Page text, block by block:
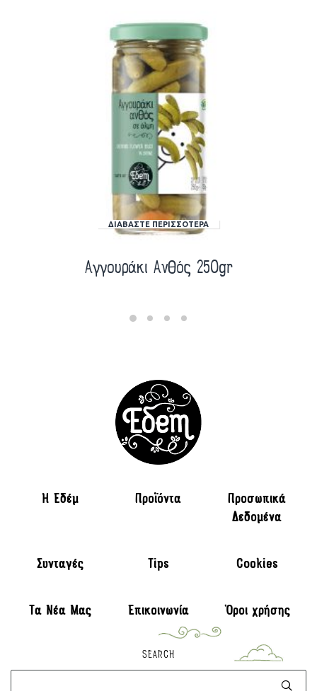
ΔΙΑΒΆΣΤΕ ΠΕΡΙΣΣΌΤΕΡΑ
Αγγουράκι Ανθός 250gr
H Εδέμ Προϊόντα
Προσωπικά
Δεδομένα
Συνταγές Tips Cookies
Τα Νέα Μας Επικοινωνία Όροι χρήσης
SEARCH